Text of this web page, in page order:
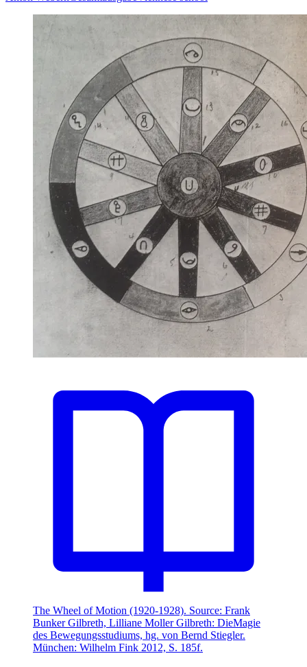
The Wheel of Motion (1920-1928). Source: Frank
Bunker Gilbreth, Lilliane Moller Gilbreth: DieMagie
des Bewegungsstudiums, hg. von Bernd Stiegler.
München: Wilhelm Fink 2012, S. 185f.